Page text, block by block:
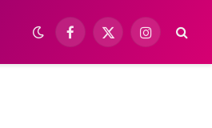
Facebook
X
Instagram